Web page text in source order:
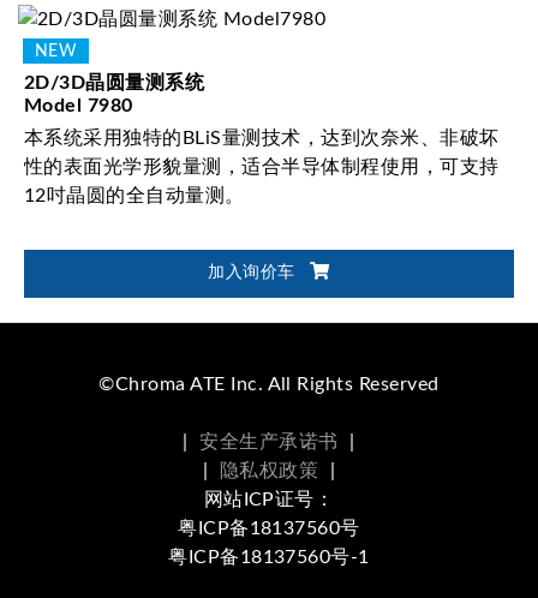
2D/3D晶圆量测系统
Model 7980
本系统采用独特的BLiS量测技术，达到次奈米、非破坏
性的表面光学形貌量测，适合半导体制程使用，可支持
12吋晶圆的全自动量测。
加入询价车
©Chroma ATE Inc. All Rights Reserved
安全生产承诺书
隐私权政策
网站ICP证号：
粤ICP备18137560号
粤ICP备18137560号-1